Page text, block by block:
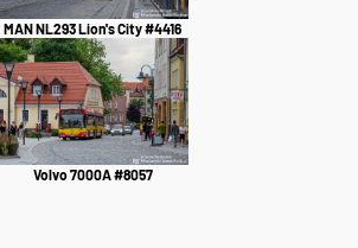
MAN NL293 Lion's City #4416
Volvo 7000A #8057